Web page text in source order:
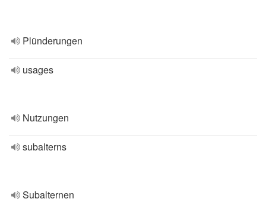
Plünderungen
usages
Nutzungen
subalterns
Subalternen